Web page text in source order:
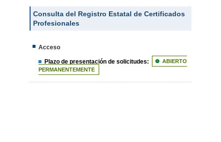
Consulta del Registro Estatal de Certificados
Profesionales
Acceso
Plazo de presentación de solicitudes:
ABIERTO
PERMANENTEMENTE